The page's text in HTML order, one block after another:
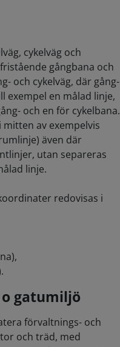
cykelväg och
gångbana och
och cykelväg, där gång-
exempel en målad linje,
och en för cykelbana.
av exempelvis
även där
utan separeras
linje.
redovisas i
gatumiljö
förvaltnings- och
och träd, med